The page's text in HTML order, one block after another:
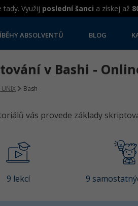
Využij poslední šanci a získej až
ABSOLVENTŮ BLOG
v Bashi -
Bash
vás provede základy
9 lekcí 9